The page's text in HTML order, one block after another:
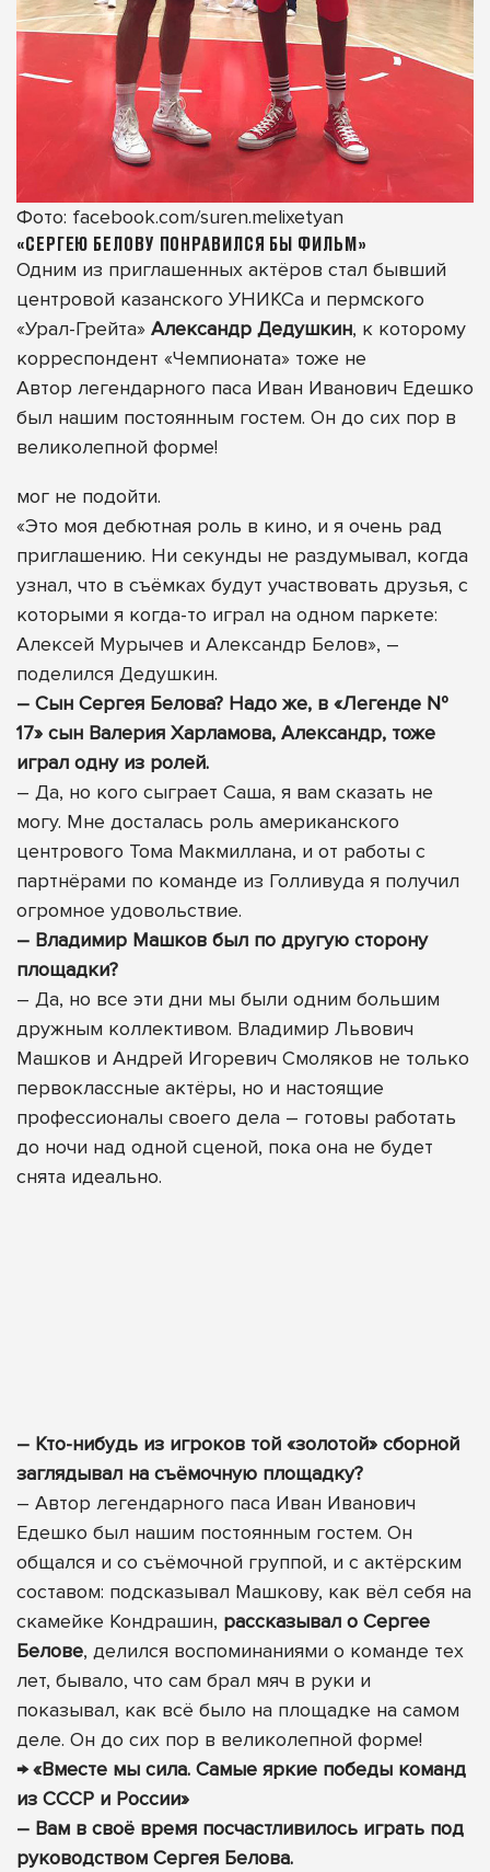
Фото: facebook.com/suren.melixetyan
«СЕРГЕЮ БЕЛОВУ ПОНРАВИЛСЯ БЫ ФИЛЬМ»
Одним из приглашенных актёров стал бывший
центровой казанского УНИКСа и пермского
«Урал-Грейта» Александр Дедушкин, к которому
корреспондент «Чемпионата» тоже не
Автор легендарного паса Иван Иванович Едешко
был нашим постоянным гостем. Он до сих пор в
великолепной форме!
мог не подойти.
«Это моя дебютная роль в кино, и я очень рад
приглашению. Ни секунды не раздумывал, когда
узнал, что в съёмках будут участвовать друзья, с
которыми я когда-то играл на одном паркете:
Алексей Мурычев и Александр Белов», –
поделился Дедушкин.
– Сын Сергея Белова? Надо же, в «Легенде №
17» сын Валерия Харламова, Александр, тоже
играл одну из ролей.
– Да, но кого сыграет Саша, я вам сказать не
могу. Мне досталась роль американского
центрового Тома Макмиллана, и от работы с
партнёрами по команде из Голливуда я получил
огромное удовольствие.
– Владимир Машков был по другую сторону
площадки?
– Да, но все эти дни мы были одним большим
дружным коллективом. Владимир Львович
Машков и Андрей Игоревич Смоляков не только
первоклассные актёры, но и настоящие
профессионалы своего дела – готовы работать
до ночи над одной сценой, пока она не будет
снята идеально.
– Кто-нибудь из игроков той «золотой» сборной
заглядывал на съёмочную площадку?
– Автор легендарного паса Иван Иванович
Едешко был нашим постоянным гостем. Он
общался и со съёмочной группой, и с актёрским
составом: подсказывал Машкову, как вёл себя на
скамейке Кондрашин, рассказывал о Сергее
Белове, делился воспоминаниями о команде тех
лет, бывало, что сам брал мяч в руки и
показывал, как всё было на площадке на самом
деле. Он до сих пор в великолепной форме!
→«Вместе мы сила. Самые яркие победы команд
из СССР и России»
– Вам в своё время посчастливилось играть под
руководством Сергея Белова.